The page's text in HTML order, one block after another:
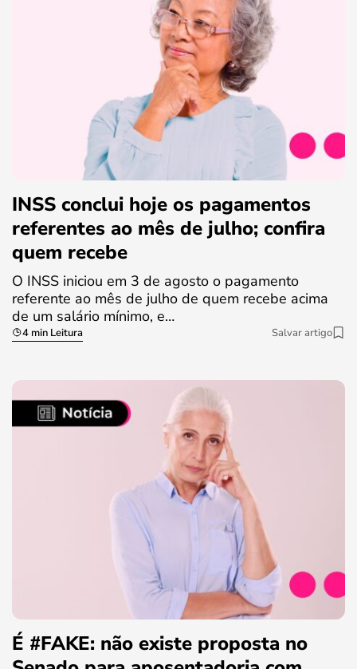
INSS conclui hoje os pagamentos
referentes ao mês de julho; confira
quem recebe
O INSS iniciou em 3 de agosto o pagamento
referente ao mês de julho de quem recebe acima
de um salário mínimo, e…
4 min Leitura Salvar artigo
É #FAKE: não existe proposta no